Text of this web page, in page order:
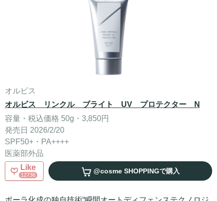
オルビス
オルビス リンクル ブライト UV プロテクター N
容量・税込価格 50g・3,850円
発売日 2026/2/20
SPF50+・PA++++
医薬部外品
Like
12736 @cosme SHOPPINGで購入